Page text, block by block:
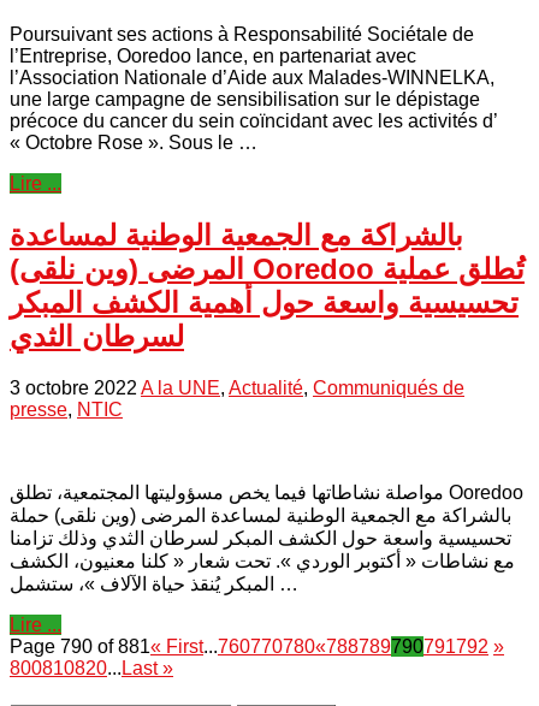
Poursuivant ses actions à Responsabilité Sociétale de
l’Entreprise, Ooredoo lance, en partenariat avec
l’Association Nationale d’Aide aux Malades-WINNELKA,
une large campagne de sensibilisation sur le dépistage
précoce du cancer du sein coïncidant avec les activités d’
« Octobre Rose ». Sous le …
Lire ...
بالشراكة مع الجمعية الوطنية لمساعدة
المرضى (وين نلقى) Ooredoo تُطلق عملية
تحسيسية واسعة حول أهمية الكشف المبكر
لسرطان الثدي
3 octobre 2022 A la UNE, Actualité, Communiqués de
presse, NTIC
مواصلة نشاطاتها فيما يخص مسؤوليتها المجتمعية، تطلق Ooredoo
بالشراكة مع الجمعية الوطنية لمساعدة المرضى (وين نلقى) حملة
تحسيسية واسعة حول الكشف المبكر لسرطان الثدي وذلك تزامنا
مع نشاطات « أكتوبر الوردي ». تحت شعار « كلنا معنيون، الكشف
المبكر يُنقذ حياة الآلاف »، ستشمل …
Lire ...
Page 790 of 881« First...760770780«788789790791792 »
800810820... Last »